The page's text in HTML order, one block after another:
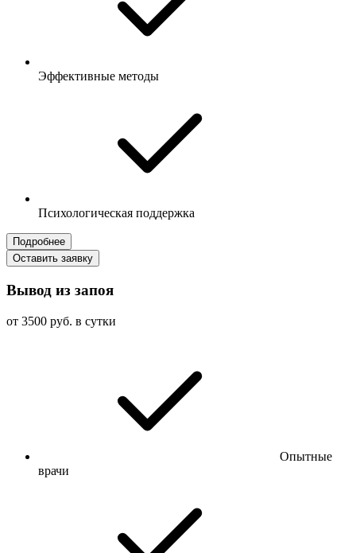
Эффективные методы
Психологическая поддержка
Подробнее
Оставить заявку
Вывод из запоя
от 3500 руб. в сутки
Опытные
врачи